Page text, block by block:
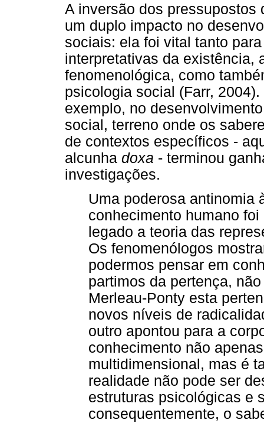
A inversão dos pressupostos
um duplo impacto no
sociais: ela foi vital tanto
interpretativas da existência,
fenomenológica, como
psicologia social (Farr,
exemplo, no
social, terreno onde os
de contextos específicos -
alcunha doxa - terminou
investigações.
Uma poderosa antinomia
conhecimento humano
legado a teoria das
Os fenomenólogos
podermos pensar em
partimos da pertença,
Merleau-Ponty esta
novos níveis de
outro apontou para a
conhecimento não
multidimensional, mas é
realidade não pode ser
estruturas psicológicas e
consequentemente, o